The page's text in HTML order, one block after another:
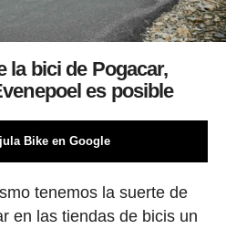
la bici de Pogacar,
es posible
Bike en Google
tenemos la suerte de
en las tiendas de bicis un